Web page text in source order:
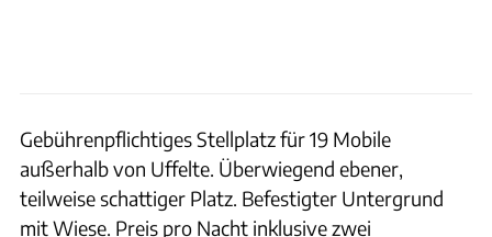
Gebührenpflichtiges Stellplatz für 19 Mobile
außerhalb von Uffelte. Überwiegend ebener,
teilweise schattiger Platz. Befestigter Untergrund
mit Wiese. Preis pro Nacht inklusive zwei